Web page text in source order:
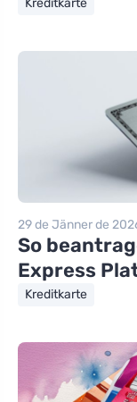
Kreditkarte
29 de Jänner de
So
Express
Kreditkarte